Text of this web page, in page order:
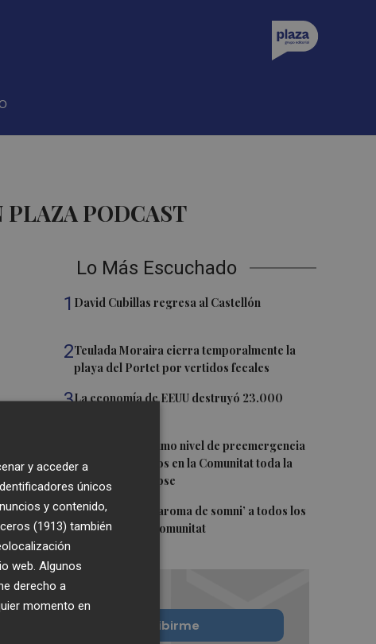
PODCAST
Lo Más Escuchado
1 David Cubillas regresa al Castellón
2Teulada Moraira cierra temporalmente la
playa del Portet por vertidos fecales
3La economía de EEUU destruyó 23.000
Activado el máximo nivel de preemergencia
frente a incendios en la Comunitat toda la
jornada del eclipse
5Bétera lleva su ‘aroma de somni’ a todos los
rincones de la Comunitat
Quiero suscribirme
y acceder a
únicos
y contenido,
(1913) también
web. Algunos
derecho a
momento en